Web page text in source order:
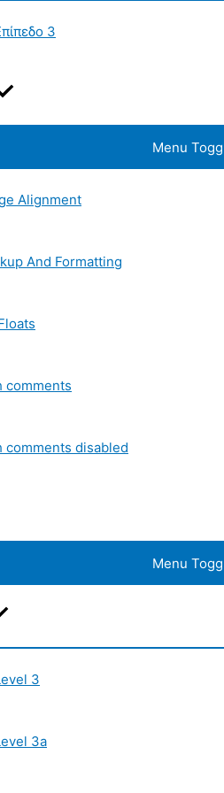
3
Menu
Alignment
And Formatting
comments
comments disabled
Menu
3
3a